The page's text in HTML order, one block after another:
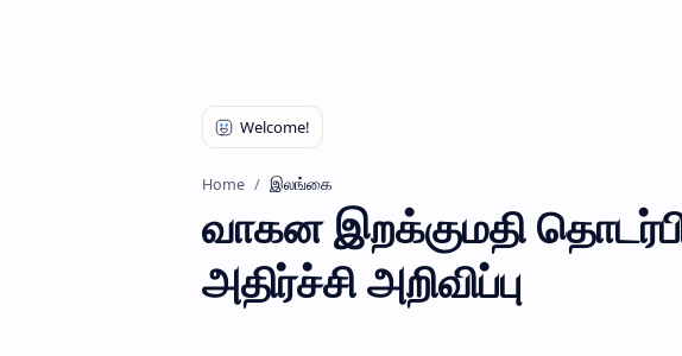
Home இலங்கை
வாகன இறக்குமதி
அதிர்ச்சி அறிவிப்பு